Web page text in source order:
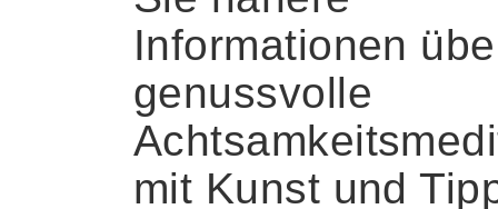
Informationen
genussvolle
mit Kunst und